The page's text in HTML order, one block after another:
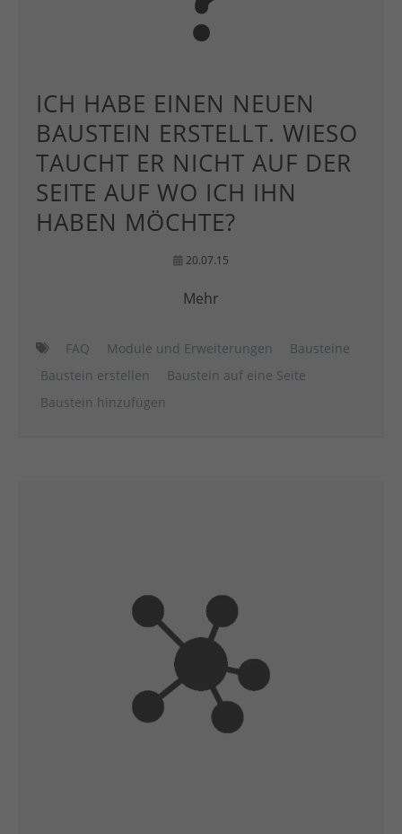
ICH HABE EINEN NEUEN
BAUSTEIN ERSTELLT. WIESO
TAUCHT ER NICHT AUF DER
SEITE AUF WO ICH IHN
HABEN MÖCHTE?
20.07.15
Mehr
FAQ Module und Erweiterungen
Bausteine
Baustein erstellen
Baustein auf eine Seite
Baustein hinzufügen